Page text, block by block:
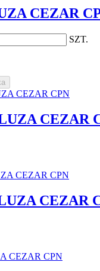
CEZAR
SZT.
CEZAR
CEZAR